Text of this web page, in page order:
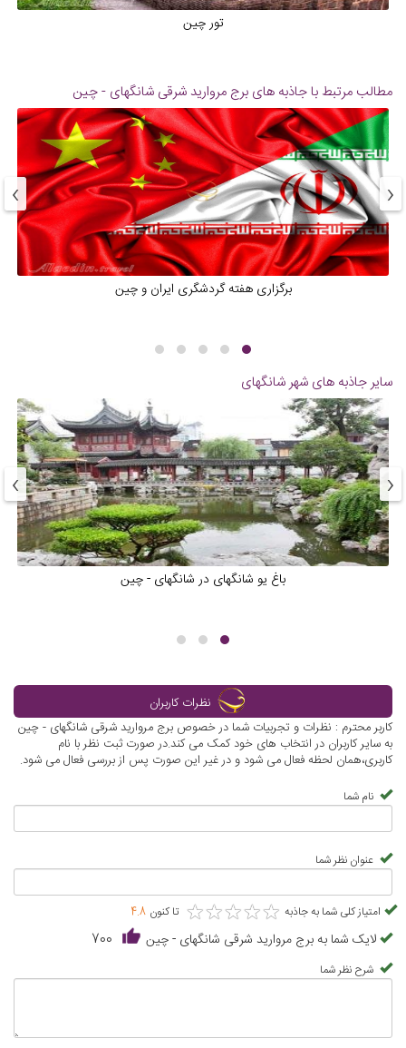
تور چین
مطالب مرتبط با جاذبه های برج مروارید شرقی شانگهای - چین
برگزاری هفته گردشگری ایران و چین
‹
›
سایر جاذبه های شهرشانگهای
باغ یو شانگهای در شانگهای - چین
‹
›
نظرات کاربران
کاربر محترم : نظرات و تجربیات شما در خصوص برج مروارید شرقی شانگهای - چین
به سایر کاربران در انتخاب های خود کمک می کند.در صورت ثبت نظر با نام
کاربری،همان لحظه فعال می شود و در غیر این صورت پس از بررسی فعال می شود.
نام شما
عنوان نظر شما
امتیاز کلی شما به جاذبه ★★★★★
★★★★★ تا کنون 4.8
لایک شما به برج مروارید شرقی شانگهای - چین 700
شرح نظر شما